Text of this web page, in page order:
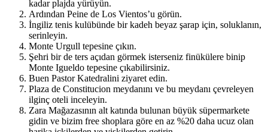
kadar plajda yürüyün.
Ardından Peine de Los Vientos’u görün.
İngiliz tenis kulübünde bir kadeh beyaz şarap için, soluklanın,
serinleyin.
Monte Urgull tepesine çıkın.
Şehri bir de ters açıdan görmek isterseniz finükülere binip
Monte Igueldo tepesine çıkabilirsiniz.
Buen Pastor Katedralini ziyaret edin.
Plaza de Constitucion meydanını ve bu meydanı çevreleyen
ilginç oteli inceleyin.
Zara Mağazasının alt katında bulunan büyük süpermarkete
gidin ve bizim free shoplara göre en az %20 daha ucuz olan